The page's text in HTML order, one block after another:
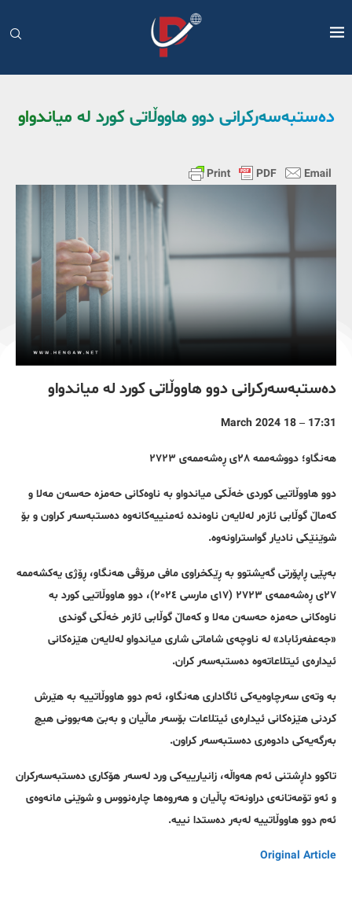
دەستبەسەرکرانی دوو هاووڵاتی کورد لە میاندواو
دەستبەسەرکرانی دوو هاووڵاتی کورد لە میاندواو
17:31 – 18 March 2024
هەنگاو؛ دووشەممە ٢٨ی ڕەشەممەی ٢٧٢٣
دوو هاووڵاتیی کوردی خەڵکی میاندواو بە ناوەکانی حەمزە حەسەن مەلا و
کەماڵ گوڵابی ئازەر لەلایەن ناوەندە ئەمنییەکانەوە دەستبەسەر کراون و بۆ
شوێنێکی نادیار گواستراونەوە.
بەپێی ڕاپۆرتی گەیشتوو بە ڕێکخراوی مافی مرۆڤی هەنگاو، ڕۆژی یەکشەممە
٢٧ی ڕەشەممەی ٢٧٢٣ (١٧ی مارسی ٢٠٢٤)، دوو هاووڵاتیی کورد بە
ناوەکانی حەمزە حەسەن مەلا و کەماڵ گوڵابی ئازەر خەڵکی گوندی
«جەعفەرئاباد» لە ناوچەی شاماتی شاری میاندواو لەلایەن هێزەکانی
ئیدارەی ئیتلاعاتەوە دەستبەسەر کران.
بە وتەی سەرچاوەیەکی ئاگاداری هەنگاو، ئەم دوو هاووڵاتییە بە هێرش
کردنی هێزەکانی ئیدارەی ئیتلاعات بۆسەر ماڵیان و بەبێ هەبوونی هیچ
بەرگەیەکی دادوەری دەستبەسەر کراون.
تاکوو داڕشتنی ئەم هەواڵە، زانیارییەکی ورد لەسەر هۆکاری دەستبەسەرکران
و ئەو تۆمەتانەی دراونەتە پاڵیان و هەروەها چارەنووس و شوێنی مانەوەی
ئەم دوو هاووڵاتییە لەبەر دەستدا نییە.
Original Article